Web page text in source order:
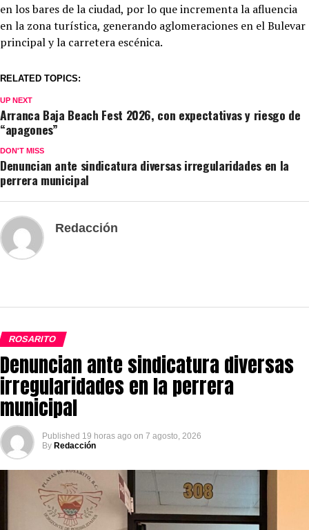
en los bares de la ciudad, por lo que incrementa la afluencia
en la zona turística, generando aglomeraciones en el Bulevar
principal y la carretera escénica.
RELATED TOPICS:
UP NEXT
Arranca Baja Beach Fest 2026, con expectativas y riesgo de
“apagones”
DON'T MISS
Denuncian ante sindicatura diversas irregularidades en la
perrera municipal
Redacción
ROSARITO
Denuncian ante sindicatura diversas
irregularidades en la perrera
municipal
Published 19 horas ago on 7 agosto, 2026
By Redacción